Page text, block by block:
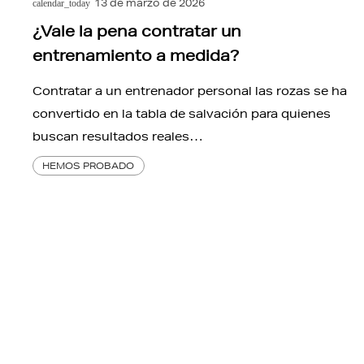
calendar_today
¿Vale la pena contratar un
entrenamiento a medida?
Contratar a un entrenador personal las rozas se ha
convertido en la tabla de salvación para quienes
buscan resultados reales…
HEMOS PROBADO